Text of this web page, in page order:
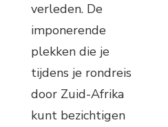
verleden. De
imponerende
plekken die je
tijdens je rondreis
door Zuid-Afrika
kunt bezichtigen